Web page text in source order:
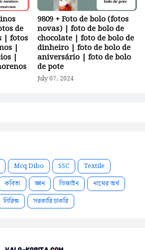
de
| fotos
|
|
9809 + Foto de bolo (fotos
novas) | foto de bolo de
chocolate | foto de bolo de
dinheiro | foto de bolo de
aniversário | foto de bolo
de pote
July 07, 2024
Mcq Dibo SSC
Textile
কবিতা জ্ঞান ডিজাইন
নামের অর্থ
লিরিক্স সরকারি চাকরি